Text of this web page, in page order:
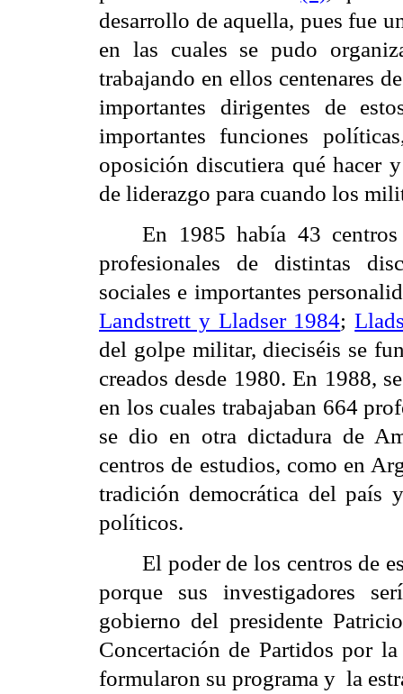
desarrollo de aquella, pues fue
en las cuales se pudo
trabajando en ellos centenares
importantes dirigentes de
importantes funciones
oposición discutiera qué hacer
de liderazgo para cuando los
En 1985 había 43 centros
profesionales de distintas
sociales e importantes
Landstrett y Lladser 1984;
del golpe militar, dieciséis se
creados desde 1980. En 1988,
en los cuales trabajaban 664
se dio en otra dictadura de
centros de estudios, como en
tradición democrática del país
políticos.
El poder de los centros de
porque sus investigadores
gobierno del presidente
Concertación de Partidos por
formularon su programa y la